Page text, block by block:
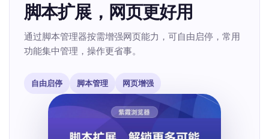
脚本扩展，网页更好用
通过脚本管理器按需增强网页能力，可自由启停，常用
功能集中管理，操作更省事。
自由启停 脚本管理 网页增强